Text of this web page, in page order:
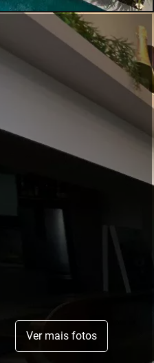
Ver mais fotos